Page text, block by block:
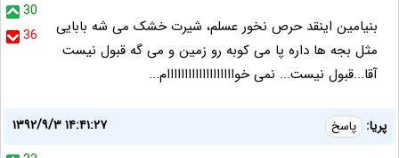
30
36
بنیامین اینقد حرص نخور عسلم، شیرت خشک می شه بابایی
مثل بجه ها داره پا می کوبه رو زمین و می گه قبول نیست
آقا...قبول نیست... نمی خوااااااااااااااااااام...
پريا: پاسخ
۱۳۹۲/۹/۳ ۱۴:۴۱:۲۷